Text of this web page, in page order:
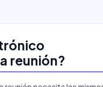
reunión?